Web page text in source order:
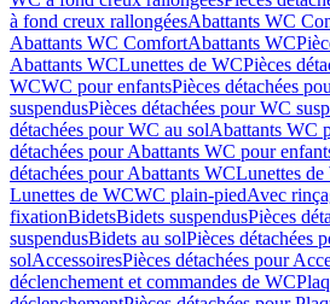
à fond creux rallongéesAbattants WC
Abattants WC ComfortAbattants WC
Abattants WCLunettes de WCPièces
WCWC pour enfantsPièces détachées
suspendusPièces détachées pour WC
détachées pour WC au solAbattants WC
détachées pour Abattants WC pour
détachées pour Abattants WCLunettes de
Lunettes de WCWC plain-piedAvec
fixationBidetsBidets suspendusPièces
suspendusBidets au solPièces détachées
solAccessoiresPièces détachées pour
déclenchement et commandes de WC